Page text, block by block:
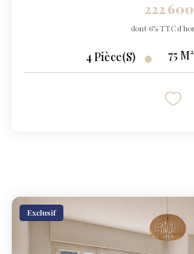
222
dont 6% TTC
4 Pièce(s) 75 M²
Exclusif